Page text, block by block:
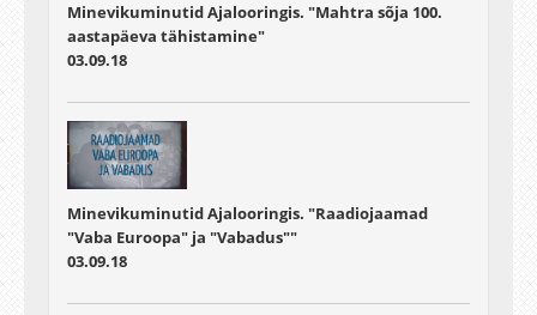
Minevikuminutid Ajalooringis. "Mahtra sõja 100.
aastapäeva tähistamine"
03.09.18
Minevikuminutid Ajalooringis. "Raadiojaamad
"Vaba Euroopa" ja "Vabadus""
03.09.18